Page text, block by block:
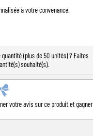
à votre convenance.
(plus de 50 unités) ? Faites
souhaité(s).
votre avis sur ce produit et gagner